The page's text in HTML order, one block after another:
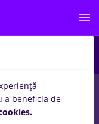
timeinIasi (Iasi)
Medicina /
a beneficia de